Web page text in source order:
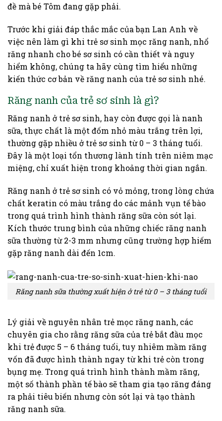
đề mà bé Tôm đang gặp phải.
Trước khi giải đáp thắc mắc của bạn Lan Anh về
việc nên làm gì khi trẻ sơ sinh mọc răng nanh, nhổ
răng nhanh cho bé sơ sinh có cần thiết và nguy
hiểm không, chúng ta hãy cùng tìm hiểu những
kiến thức cơ bản về răng nanh của trẻ sơ sinh nhé.
Răng nanh của trẻ sơ sinh là gì?
Răng nanh ở trẻ sơ sinh, hay còn được gọi là nanh
sữa, thực chất là một đốm nhỏ màu trắng trên lợi,
thường gặp nhiều ở trẻ sơ sinh từ 0 – 3 tháng tuổi.
Đây là một loại tổn thương lành tính trên niêm mạc
miệng, chỉ xuất hiện trong khoảng thời gian ngắn.
Răng nanh ở trẻ sơ sinh có vỏ mỏng, trong lòng chứa
chất keratin có màu trắng do các mảnh vụn tế bào
trong quá trình hình thành răng sữa còn sót lại.
Kích thước trung bình của những chiếc răng nanh
sữa thường từ 2-3 mm nhưng cũng trường hợp hiếm
gặp răng nanh dài đến 1cm.
Răng nanh sữa thường xuất hiện ở trẻ từ 0 – 3 tháng tuổi
Lý giải về nguyên nhân trẻ mọc răng nanh, các
chuyên gia cho rằng răng sữa của trẻ bắt đầu mọc
khi trẻ được 5 – 6 tháng tuổi, tuy nhiêm mầm răng
vốn đã được hình thành ngay từ khi trẻ còn trong
bụng mẹ. Trong quá trình hình thành mầm răng,
một số thành phần tế bào sẽ tham gia tạo răng đáng
ra phải tiêu biến nhưng còn sót lại và tạo thành
răng nanh sữa.